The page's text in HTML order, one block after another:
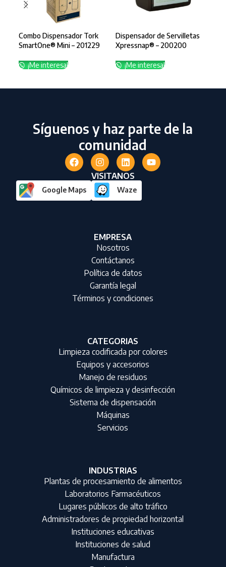
Combo Dispensador Tork
SmartOne® Mini – 201229
¡Me interesa!
Dispensador de Servilletas
Xpressnap® – 200200
¡Me interesa!
Síguenos y haz parte de la
comunidad
VISITANOS
Google Maps Waze
EMPRESA
Nosotros
Contáctanos
Política de datos
Garantía legal
Términos y condiciones
CATEGORIAS
Limpieza codificada por colores
Equipos y accesorios
Manejo de residuos
Químicos de limpieza y desinfección
Sistema de dispensación
Máquinas
Servicios
INDUSTRIAS
Plantas de procesamiento de alimentos
Laboratorios Farmacéuticos
Lugares públicos de alto tráfico
Administradores de propiedad horizontal
Instituciones educativas
Instituciones de salud
Manufactura